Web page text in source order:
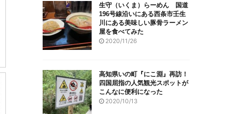
生守（いくま）らーめん 国道
196号線沿いにある西条市壬生
川にある美味しい豚骨ラーメン
屋を食べてみた
2020/11/26
高知県いの町『にこ淵』再訪！
四国屈指の人気観光スポットが
こんなに便利になった
2020/10/13